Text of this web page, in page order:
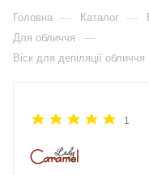
Головна — Каталог —
Для обличчя —
Віск для депіляції
1